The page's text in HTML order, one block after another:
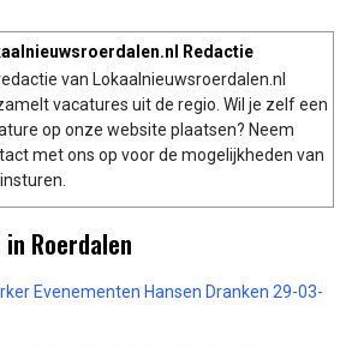
Redactie
van Lokaalnieuwsroerdalen.nl
vacatures uit de regio. Wil je zelf een
op onze website plaatsen? Neem
met ons op voor de mogelijkheden van
Roerdalen
Evenementen Hansen Dranken 29-03-